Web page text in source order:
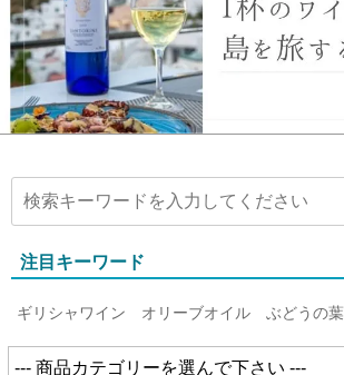
注目キーワード
ギリシャワイン オリーブオイル ぶどうの葉